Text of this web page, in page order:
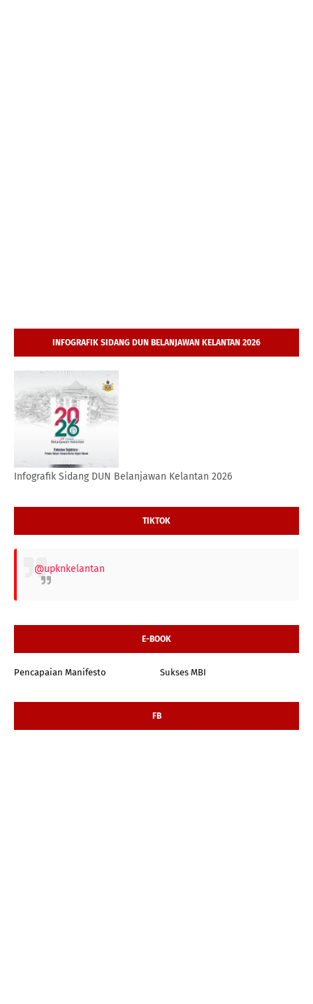
INFOGRAFIK SIDANG DUN BELANJAWAN KELANTAN 2026
Infografik Sidang DUN Belanjawan Kelantan 2026
TIKTOK
@upknkelantan
E-BOOK
Pencapaian Manifesto Sukses MBI
FB